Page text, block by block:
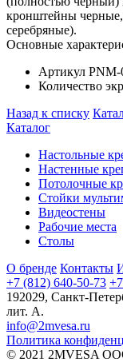
кронштейны
серебряные).
Основные
Артикул PNM-
Количество
Назад к списку
Каталог
Настольные
Настенные
Потолочные
Стойки
Видеостены
Рабочие места
Столы
О бренде Контакты
+7 (812) 640-50-73
192029, Санкт-
лит. А.
info@2mvesa.ru
Политика
© 2021 2MVESA